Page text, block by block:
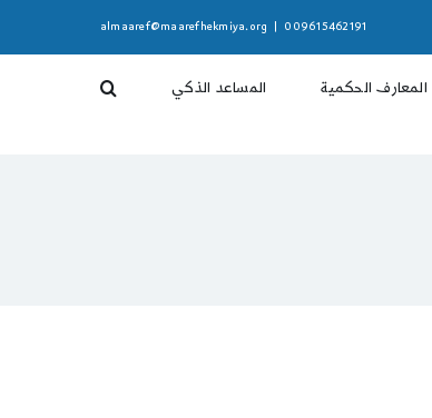
009615462191
almaaref@maarefhekmiya.org
الحكمية المساعد الذكي